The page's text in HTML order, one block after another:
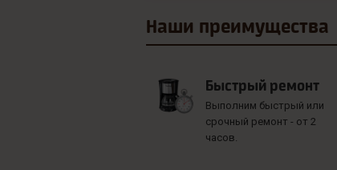
Наши преимущества
Быстрый ремонт
Выполним быстрый или
срочный ремонт - от 2
часов.